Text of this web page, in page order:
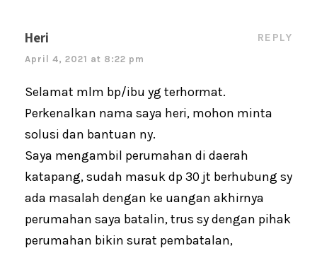
Heri
April 4, 2021 at 8:22 pm
REPLY
Selamat mlm bp/ibu yg terhormat.
Perkenalkan nama saya heri, mohon minta
solusi dan bantuan ny.
Saya mengambil perumahan di daerah
katapang, sudah masuk dp 30 jt berhubung sy
ada masalah dengan ke uangan akhirnya
perumahan saya batalin, trus sy dengan pihak
perumahan bikin surat pembatalan,